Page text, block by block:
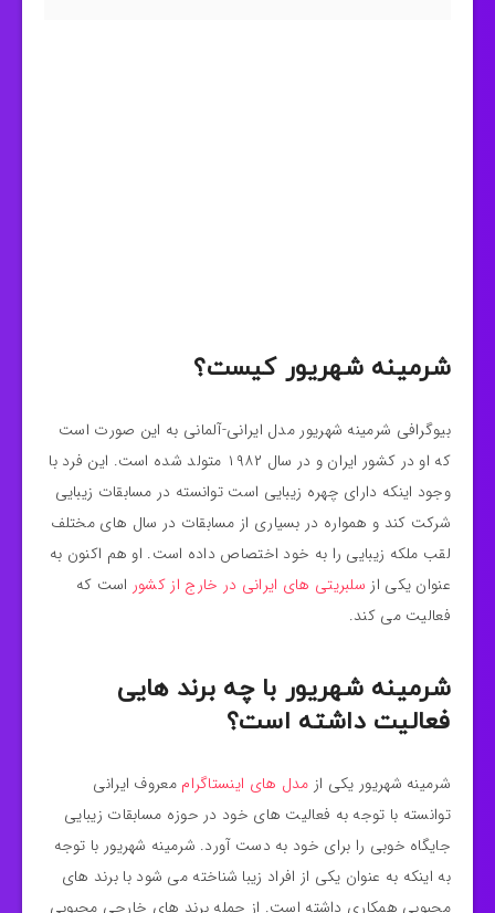
شرمینه شهریور کیست؟
بیوگرافی شرمینه شهریور مدل ایرانی-آلمانی به این صورت است
که او در کشور ایران و در سال ۱۹۸۲ متولد شده است. این فرد با
وجود اینکه دارای چهره زیبایی است توانسته در مسابقات زیبایی
شرکت کند و همواره در بسیاری از مسابقات در سال های مختلف
لقب ملکه زیبایی را به خود اختصاص داده است. او هم اکنون به
عنوان یکی از سلبریتی های ایرانی در خارج از کشور است که
فعالیت می کند.
شرمینه شهریور با چه برند هایی
فعالیت داشته است؟
شرمینه شهریور یکی از مدل های اینستاگرام معروف ایرانی
توانسته با توجه به فعالیت های خود در حوزه مسابقات زیبایی
جایگاه خوبی را برای خود به دست آورد. شرمینه شهریور با توجه
به اینکه به عنوان یکی از افراد زیبا شناخته می‌ شود با برند های
محبوبی همکاری داشته است. از جمله برند های خارجی محبوبی